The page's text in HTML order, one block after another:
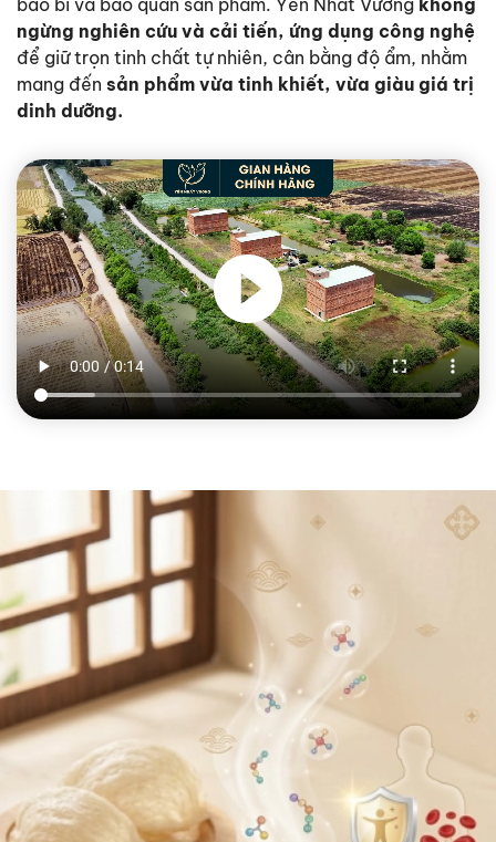
ngừng nghiên cứu và cải tiến, ứng dụng công nghệ
để giữ trọn tinh chất tự nhiên, cân bằng độ ẩm, nhằm
mang đến sản phẩm vừa tinh khiết, vừa giàu giá trị
dinh dưỡng.